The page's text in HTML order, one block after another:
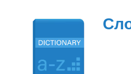
содержимому